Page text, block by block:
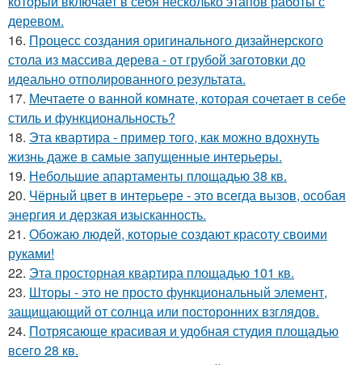
деревом.
16. Процесс создания оригинального дизайнерского
стола из массива дерева - от грубой заготовки до
идеально отполированного результата.
17. Мечтаете о ванной комнате, которая сочетает в себе
стиль и функциональность?
18. Эта квартира - пример того, как можно вдохнуть
жизнь даже в самые запущенные интерьеры.
19. Небольшие апартаменты площадью 38 кв.
20. Чёрный цвет в интерьере - это всегда вызов, особая
энергия и дерзкая изысканность.
21. Обожаю людей, которые создают красоту своими
руками!
22. Эта просторная квартира площадью 101 кв.
23. Шторы - это не просто функциональный элемент,
защищающий от солнца или посторонних взглядов.
24. Потрясающе красивая и удобная студия площадью
всего 28 кв.